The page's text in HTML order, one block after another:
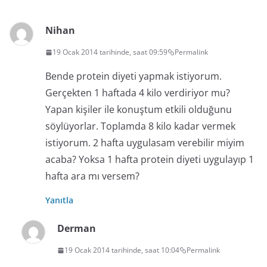
Nihan
19 Ocak 2014 tarihinde, saat 09:59 Permalink
Bende protein diyeti yapmak istiyorum.
Gerçekten 1 haftada 4 kilo verdiriyor mu?
Yapan kişiler ile konuştum etkili olduğunu
söylüyorlar. Toplamda 8 kilo kadar vermek
istiyorum. 2 hafta uygulasam verebilir miyim
acaba? Yoksa 1 hafta protein diyeti uygulayıp 1
hafta ara mı versem?
Yanıtla
Derman
19 Ocak 2014 tarihinde, saat 10:04 Permalink